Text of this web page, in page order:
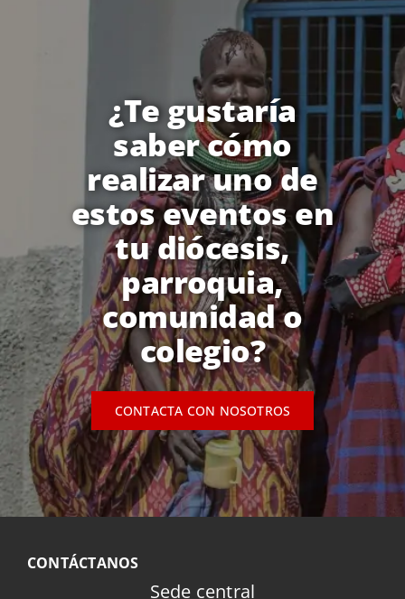
¿Te gustaría
saber cómo
realizar uno de
estos eventos en
tu diócesis,
parroquia,
comunidad o
colegio?
CONTACTA CON NOSOTROS
CONTÁCTANOS
Sede central